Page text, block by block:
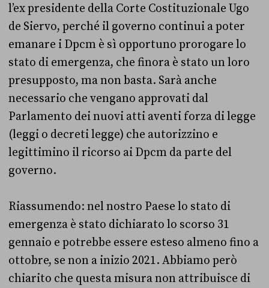
l’ex presidente della Corte Costituzionale Ugo
de Siervo, perché il governo continui a poter
emanare i Dpcm è sì opportuno prorogare lo
stato di emergenza, che finora è stato un loro
presupposto, ma non basta. Sarà anche
necessario che vengano approvati dal
Parlamento dei nuovi atti aventi forza di legge
(leggi o decreti legge) che autorizzino e
legittimino il ricorso ai Dpcm da parte del
governo.
Riassumendo: nel nostro Paese lo stato di
emergenza è stato dichiarato lo scorso 31
gennaio e potrebbe essere esteso almeno fino a
ottobre, se non a inizio 2021. Abbiamo però
chiarito che questa misura non attribuisce di